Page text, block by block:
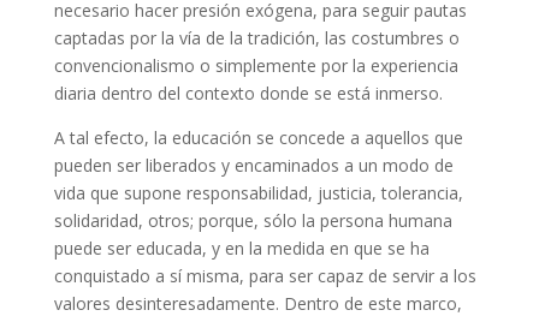
necesario hacer presión exógena, para seguir pautas
captadas por la vía de la tradición, las costumbres o
convencionalismo o simplemente por la experiencia
diaria dentro del contexto donde se está inmerso.
A tal efecto, la educación se concede a aquellos que
pueden ser liberados y encaminados a un modo de
vida que supone responsabilidad, justicia, tolerancia,
solidaridad, otros; porque, sólo la persona humana
puede ser educada, y en la medida en que se ha
conquistado a sí misma, para ser capaz de servir a los
valores desinteresadamente. Dentro de este marco,